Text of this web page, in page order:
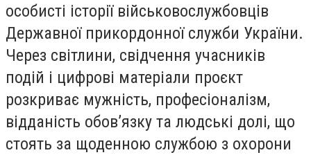
особисті історії військовослужбовців
Державної прикордонної служби України.
Через світлини, свідчення учасників
подій і цифрові матеріали проєкт
розкриває мужність, професіоналізм,
відданість обов’язку та людські долі, що
стоять за щоденною службою з охорони